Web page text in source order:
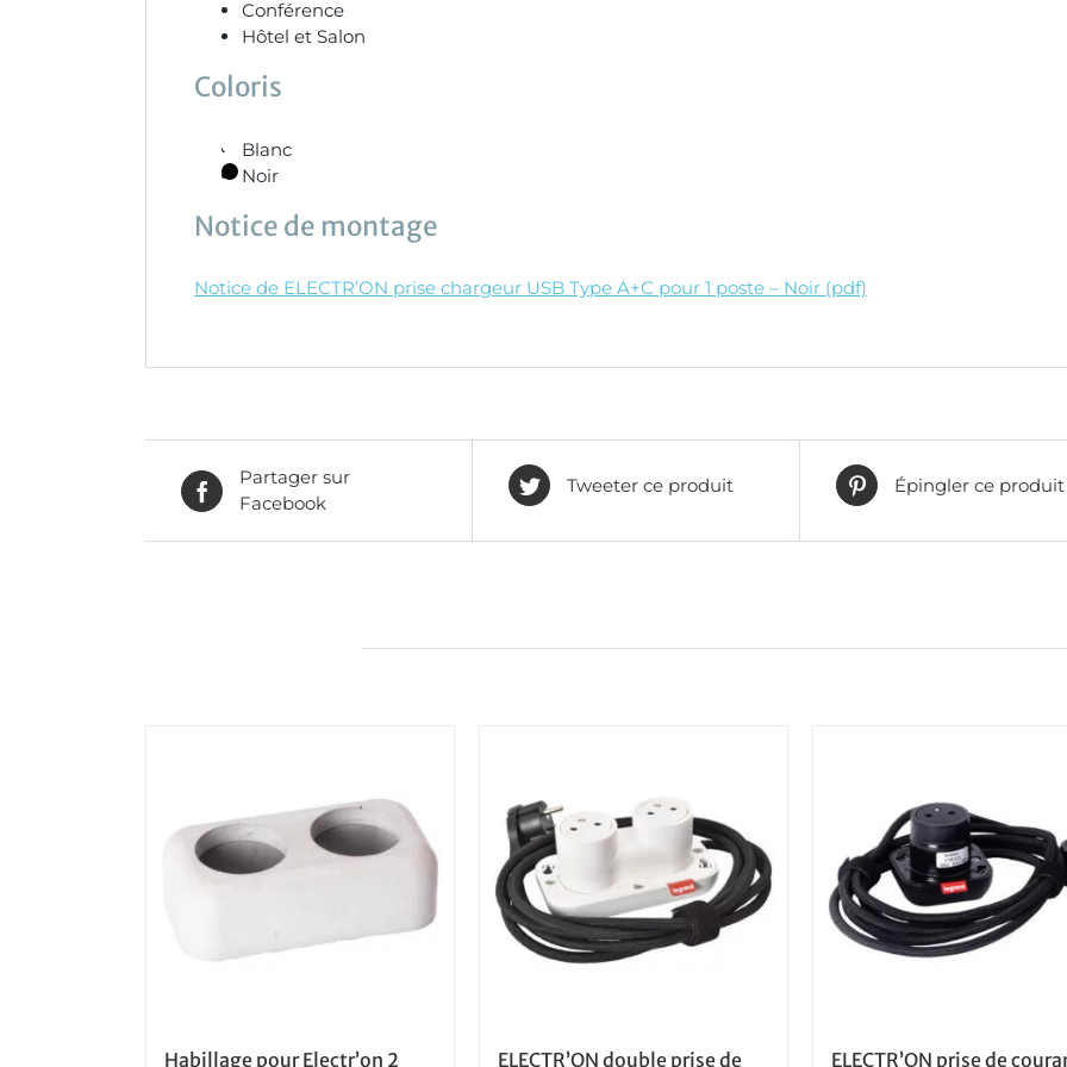
Conférence
Hôtel et Salon
Coloris
Blanc
Noir
Notice de montage
Notice de ELECTR’ON prise chargeur USB Type A+C pour 1 poste – Noir (pdf)
Partager sur
Facebook
Tweeter ce produit Épingler ce produit
Habillage pour Electr’on 2 ELECTR’ON double prise de ELECTR’ON prise de